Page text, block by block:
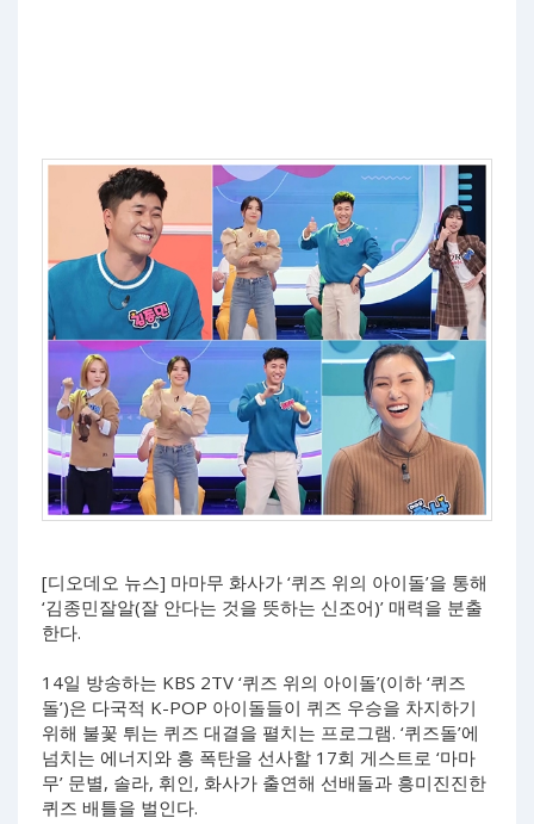
[디오데오 뉴스] 마마무 화사가 ‘퀴즈 위의 아이돌’을 통해
‘김종민잘알(잘 안다는 것을 뜻하는 신조어)’ 매력을 분출
한다.
14일 방송하는 KBS 2TV ‘퀴즈 위의 아이돌’(이하 ‘퀴즈
돌’)은 다국적 K-POP 아이돌들이 퀴즈 우승을 차지하기
위해 불꽃 튀는 퀴즈 대결을 펼치는 프로그램. ‘퀴즈돌’에
넘치는 에너지와 흥 폭탄을 선사할 17회 게스트로 ‘마마
무’ 문별, 솔라, 휘인, 화사가 출연해 선배돌과 흥미진진한
퀴즈 배틀을 벌인다.